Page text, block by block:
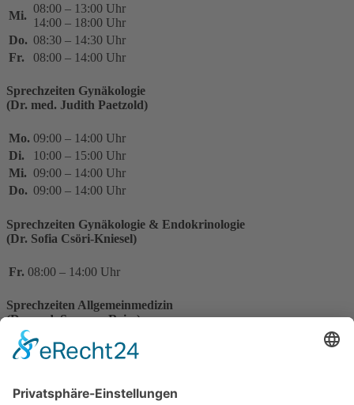
Mi.
08:00 – 13:00 Uhr
14:00 – 18:00 Uhr
Do. 08:30 – 14:30 Uhr
Fr.
08:00 – 14:00 Uhr
Sprechzeiten Gynäkologie
(Dr. med. Judith Paetzold)
Mo. 09:00 – 14:00 Uhr
Di.
10:00 – 15:00 Uhr
Mi. 09:00 – 14:00 Uhr
Do. 09:00 – 14:00 Uhr
Sprechzeiten Gynäkologie & Endokrinologie
(Dr. Sofia Csöri-Kniesel)
Fr. 08:00 – 14:00 Uhr
Sprechzeiten Allgemeinmedizin
(Dr. med. Susanne Reim)
Mo.
09:00 – 14:00 Uhr
Mi.
08:00 – 13:00 Uhr
14:00 – 18:00 Uhr